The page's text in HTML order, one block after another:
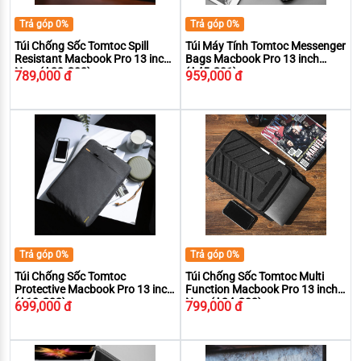
Trả góp 0%
Túi Chống Sốc Tomtoc Spill
Resistant Macbook Pro 13 inch
New (A22-C02)
789,000 đ
Trả góp 0%
Túi Máy Tính Tomtoc Messenger
Bags Macbook Pro 13 inch
(A45-C01)
959,000 đ
Trả góp 0%
Túi Chống Sốc Tomtoc
Protective Macbook Pro 13 inch
(A13-C02)
699,000 đ
Trả góp 0%
Túi Chống Sốc Tomtoc Multi
Function Macbook Pro 13 inch
New (A24-C02)
799,000 đ